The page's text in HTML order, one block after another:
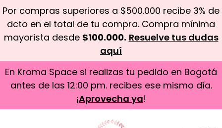
Por compras superiores a $500.000 recibe 3% de
dcto en el total de tu compra. Compra mínima
mayorista desde $100.000. Resuelve tus dudas
aquí
En Kroma Space si realizas tu pedido en Bogotá
antes de las 12:00 pm. recibes ese mismo día.
¡Aprovecha ya!